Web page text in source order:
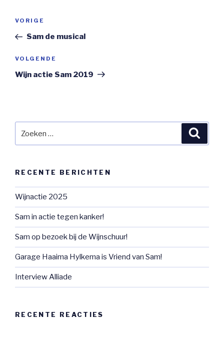
Vorig
bericht
VORIGE
Sam de musical
Volgend
bericht
VOLGENDE
Wijn actie Sam 2019
RECENTE BERICHTEN
Wijnactie 2025
Sam in actie tegen kanker!
Sam op bezoek bij de Wijnschuur!
Garage Haaima Hylkema is Vriend van Sam!
Interview Alliade
RECENTE REACTIES